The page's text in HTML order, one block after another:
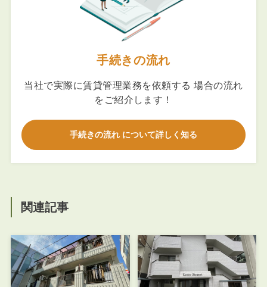
手続きの流れ
当社で実際に賃貸管理業務を依頼する 場合の流れ
をご紹介します！
手続きの流れ について詳しく知る
関連記事